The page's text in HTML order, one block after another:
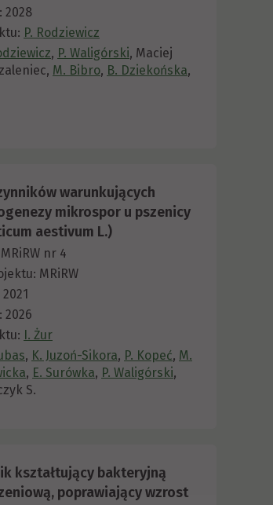
2028
P. Rodziewicz
, P. Waligórski, Maciej
M. Bibro, B. Dziekońska,
warunkujących
mikrospor u pszenicy
aestivum L.)
nr 4
MRiRW
2026
I. Żur
, K. Juzoń-Sikora, P. Kopeć, M.
, E. Surówka, P. Waligórski,
S.
kształtujący bakteryjną
poprawiający wzrost